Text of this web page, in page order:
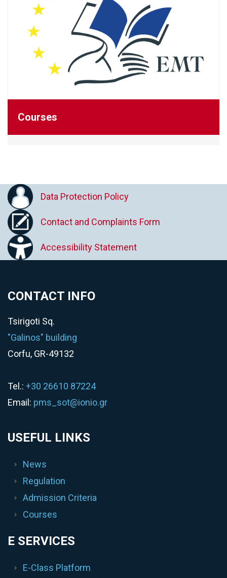
Courses
Data Protection Policy
Contact and Complaints Form
Accessibility Statement
CONTACT INFO
Tsirigoti Sq.
"Galinos" building
Corfu, GR-49132
Tel.: +30 26610 87224
Email: pms_sot@ionio.gr
USEFUL LINKS
News
Regulation
Admission Criteria
Courses
E SERVICES
E-Class Platform